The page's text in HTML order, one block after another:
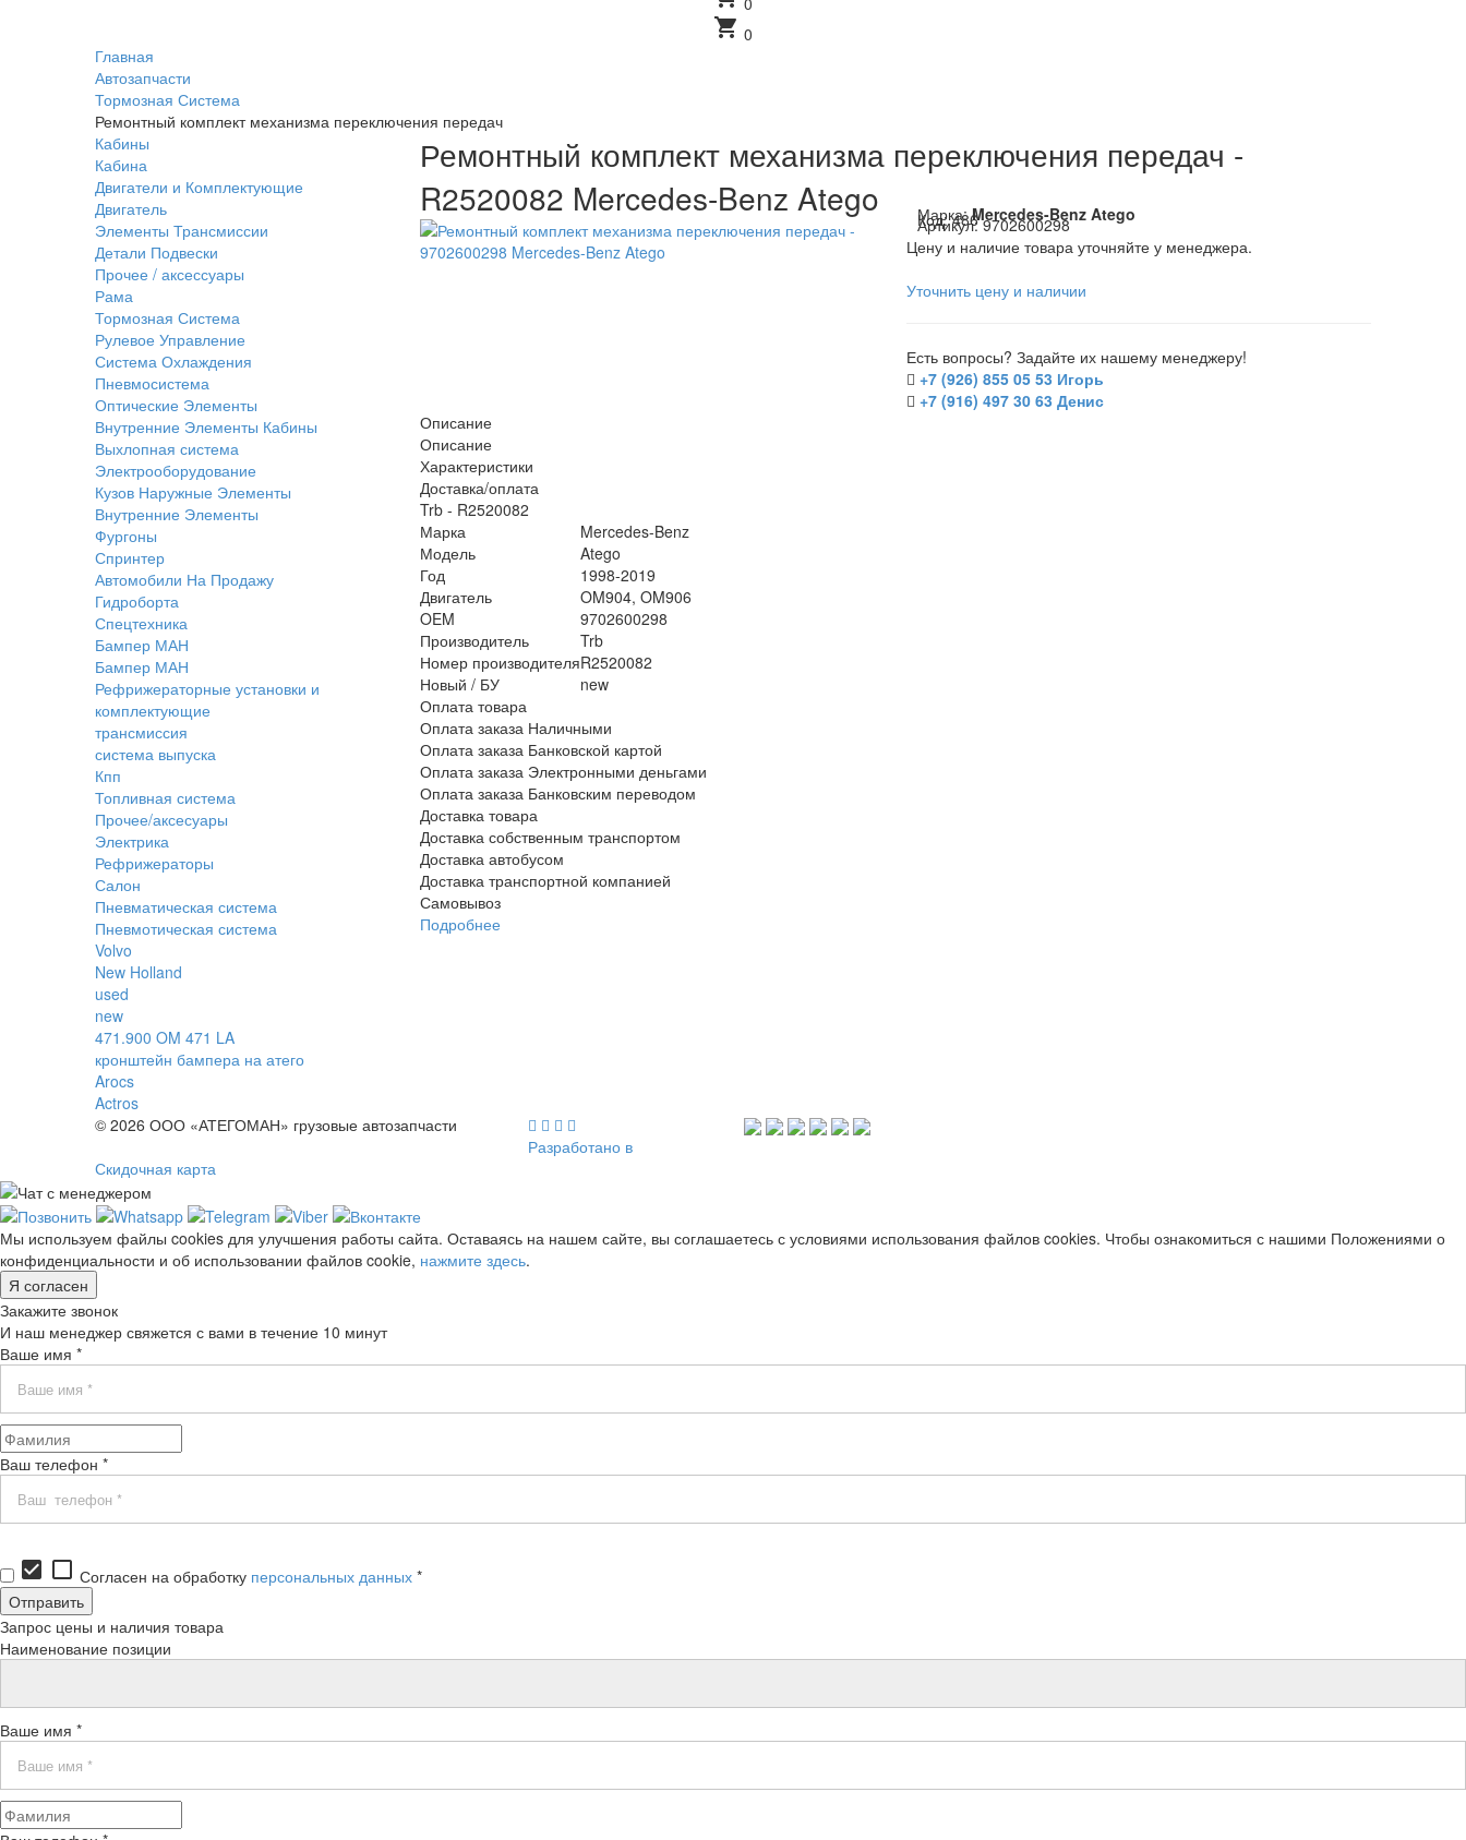
shopping_cart 0
Главная
Автозапчасти
Тормозная Система
Ремонтный комплект механизма переключения передач
Ремонтный комплект механизма переключения передач -
R2520082 Mercedes-Benz Atego
Марка:Mercedes-Benz Atego
Код:486
Артикул:9702600298
Цену и наличие товара уточняйте у менеджера.
Уточнить цену и наличии
Есть вопросы? Задайте их нашему менеджеру!
+7 (926) 855 05 53 Игорь
+7 (916) 497 30 63 Денис
Описание
Описание
Характеристики
Доставка/оплата
Trb - R2520082
Марка
Mercedes-Benz
Модель
Atego
Год
1998-2019
Двигатель
OM904, OM906
OEM
9702600298
Производитель
Trb
Номер производителяR2520082
Новый / БУ
new
Оплата товара
Оплата заказа Наличными
Оплата заказа Банковской картой
Оплата заказа Электронными деньгами
Оплата заказа Банковским переводом
Доставка товара
Доставка собственным транспортом
Доставка автобусом
Доставка транспортной компанией
Самовывоз
Подробнее
Кабины
Кабина
Двигатели и Комплектующие
Двигатель
Элементы Трансмиссии
Детали Подвески
Прочее / аксессуары
Рама
Тормозная Система
Рулевое Управление
Система Охлаждения
Пневмосистема
Оптические Элементы
Внутренние Элементы Кабины
Выхлопная система
Электрооборудование
Кузов Наружные Элементы
Внутренние Элементы
Фургоны
Спринтер
Автомобили На Продажу
Гидроборта
Спецтехника
Бампер МАН
Бампер МАН
Рефрижераторные установки и
комплектующие
трансмиссия
система выпуска
Кпп
Топливная система
Прочее/аксесуары
Электрика
Рефрижераторы
Салон
Пневматическая система
Пневмотическая система
Volvo
New Holland
used
new
471.900 OM 471 LA
кронштейн бампера на атего
Arocs
Actros
© 2026 ООО «АТЕГОМАН» грузовые автозапчасти
Разработано в
Скидочная карта
Мы используем файлы cookies для улучшения работы сайта. Оставаясь на нашем сайте, вы соглашаетесь с условиями использования файлов cookies. Чтобы ознакомиться с нашими Положениями о
конфиденциальности и об использовании файлов cookie, нажмите здесь.
Я согласен
Закажите звонок
И наш менеджер свяжется с вами в течение 10 минут
Ваше имя *
Ваш телефон *
check_box check_box_outline_blank Согласен на обработку персональных данных *
Запрос цены и наличия товара
Наименование позиции
Ваше имя *